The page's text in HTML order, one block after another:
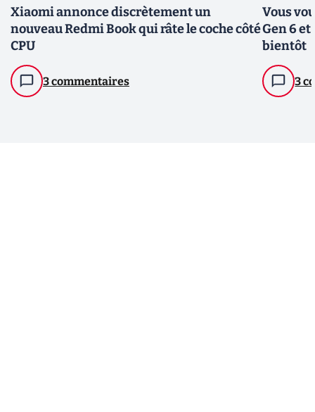
Xiaomi annonce discrètement un
nouveau Redmi Book qui râte le coche côté
CPU
3 commentaires
Vous
Gen 6
bientôt
3